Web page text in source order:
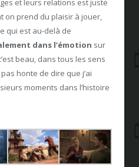
et leurs relations est juste
on prend du plaisir à jouer,
qui est au-delà de
dans l’émotion sur
beau, dans tous les sens
pas honte de dire que j’ai
moments dans l’histoire